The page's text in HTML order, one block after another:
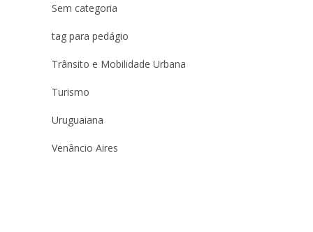
Sem categoria
tag para pedágio
Trânsito e Mobilidade Urbana
Turismo
Uruguaiana
Venâncio Aires